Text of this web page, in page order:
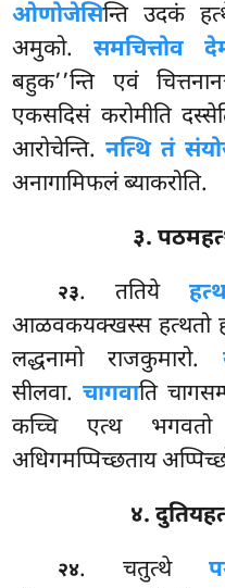
ओणोजेसिन्ति उदकं
अमुको. समचित्तोव
बहुक’’न्ति एवं
एकसदिसं करोमीति
आरोचेन्ति. नत्थि तं
अनागामिफलं ब्याकरोति.
३.
२३. ततिये
आळवकयक्खस्स हत्थतो
लद्धनामो राजकुमारो.
सीलवा. चागवाति
कच्चि एत्थ भगवतो
अधिगमप्पिच्छताय
४.
२४. चतुत्थे